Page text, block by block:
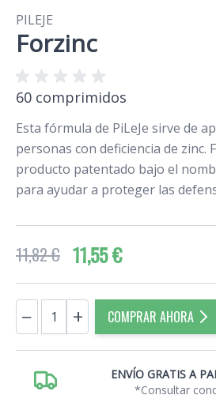
PILEJE
Forzinc
60 comprimidos
Esta fórmula de PiLeJe sirve de
personas con deficiencia de zinc.
producto patentado bajo el
para ayudar a proteger las
11,82 € 11,55 €
Cantidad
− + COMPRAR AHORA
ENVÍO GRATIS A
*Consultar